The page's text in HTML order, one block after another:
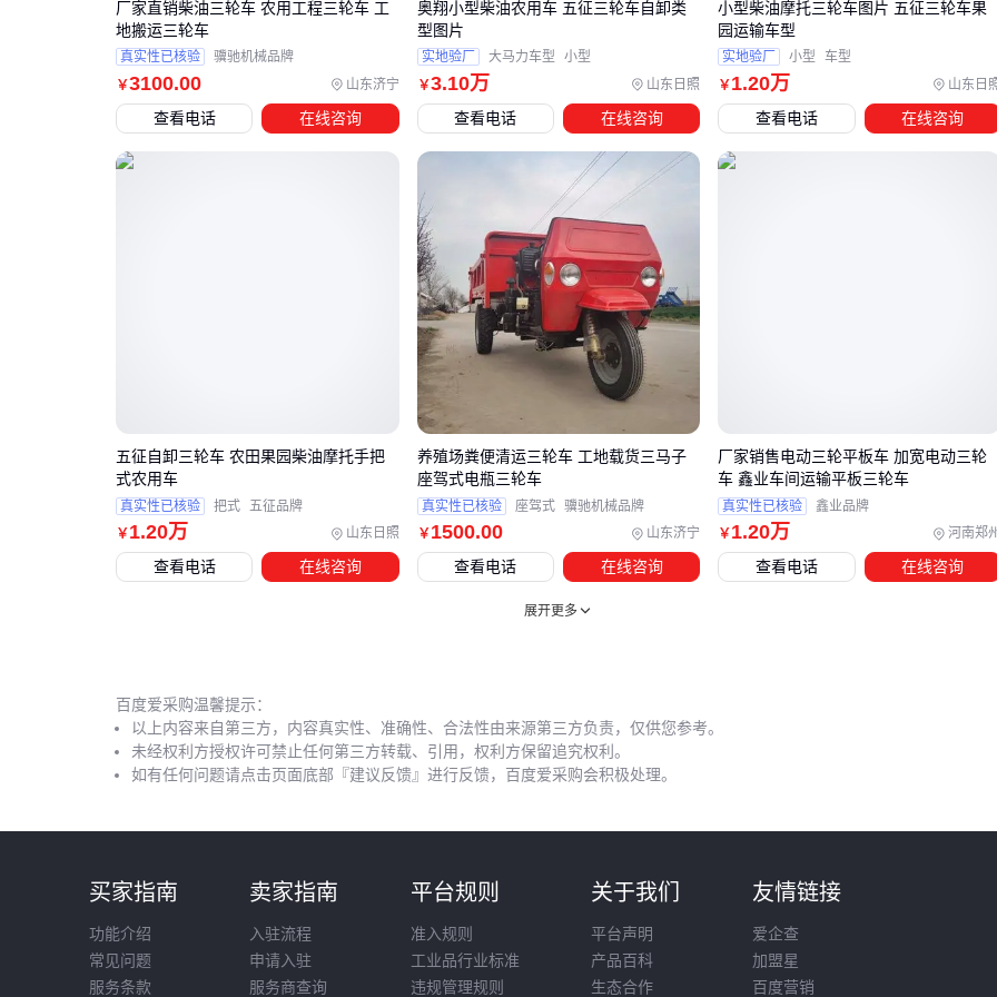
维护重点在动力系统和结构件：
三轮车充电器
池鼓包
定期紧螺丝：颠簸环境下螺栓易松动，建议每周检查货箱与
车架连接处
清洁策略
：高压水枪冲洗后需晾干，防止轴承进水生锈
这款智能充电器能自动匹配电压，减少电池损伤：
经验之谈：车棚拆卸清洗时，记得同步检查支架有无裂纹或锈
蚀。
军绿色带棚三轮车
重、路况、防护需求，再考虑动力类型和扩展性。配套上宁可
前期多投入，也别让配件短板拖累整车效能。
￥3100.00 山东济宁
厂家直销柴油三轮车 农用工程三轮车 工
地搬运三轮车
真实性已核验 骥驰机械品牌
查看电话 在线咨询
￥3.10万 山东日照
奥翔小型柴油农用车 五征三轮车自卸类
型图片
实地验厂 大马力车型 小型
查看电话 在线咨询
￥1.20万 山东日
小型柴油摩托三轮车图片 五征三轮车果
园运输车型
实地验厂 小型 车型
查看电话 在线咨询
￥ 1.20万 山东日照
五征自卸三轮车 农田果园柴油摩托手把
式农用车
真实性已核验 把式 五征品牌
查看电话 在线咨询
￥ 1500.00 山东济宁
养殖场粪便清运三轮车 工地载货三马子
座驾式电瓶三轮车
真实性已核验 座驾式 骥驰机械品牌
查看电话 在线咨询
￥ 1.20万 河南郑
厂家销售电动三轮平板车 加宽电动三轮
车 鑫业车间运输平板三轮车
真实性已核验 鑫业品牌
查看电话 在线咨询
展开更多
百度爱采购温馨提示：
以上内容来自第三方，内容真实性、准确性、合法性由来源第三方负责，仅供您参考。
未经权利方授权许可禁止任何第三方转载、引用，权利方保留追究权利。
如有任何问题请点击页面底部『建议反馈』进行反馈，百度爱采购会积极处理。
买家指南
功能介绍
常见问题
服务条款
卖家指南
入驻流程
申请入驻
服务商查询
平台规则
准入规则
工业品行业标准
违规管理规则
关于我们
平台声明
产品百科
生态合作
友情链接
爱企查
加盟星
百度营销